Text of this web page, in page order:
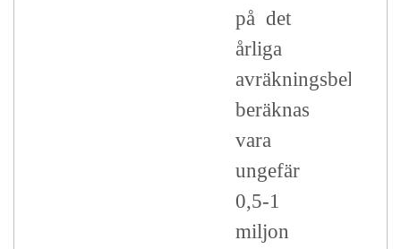
på det
årliga
avräkningsbeloppet
beräknas
vara
ungefär
0,5-1
miljon